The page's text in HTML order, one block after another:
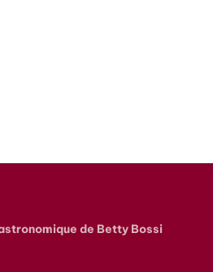
de Betty Bossi